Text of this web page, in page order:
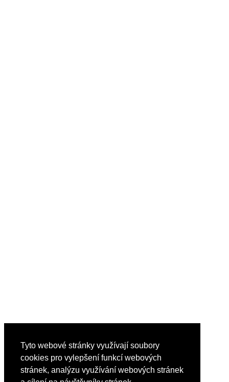
Tyto webové stránky využívají soubory
cookies pro vylepšení funkcí webových
stránek, analýzu využívání webových stránek